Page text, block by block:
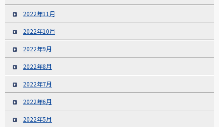
2022年11月
2022年10月
2022年9月
2022年8月
2022年7月
2022年6月
2022年5月